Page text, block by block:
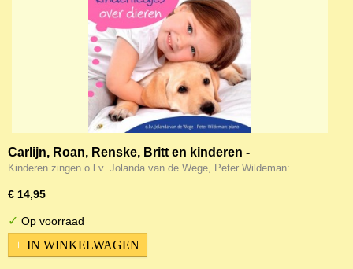
Carlijn, Roan, Renske, Britt en kinderen -
Kinderliedjes over dieren
Kinderen zingen o.l.v. Jolanda van de Wege, Peter Wildeman:…
€ 14,95
✓ Op voorraad
IN WINKELWAGEN